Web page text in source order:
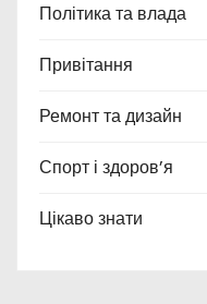
Політика та влада
Привітання
Ремонт та дизайн
Спорт і здоров’я
Цікаво знати